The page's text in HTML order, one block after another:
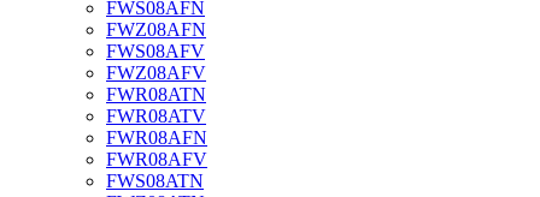
FWS08AFN
FWZ08AFN
FWS08AFV
FWZ08AFV
FWR08ATN
FWR08ATV
FWR08AFN
FWR08AFV
FWS08ATN